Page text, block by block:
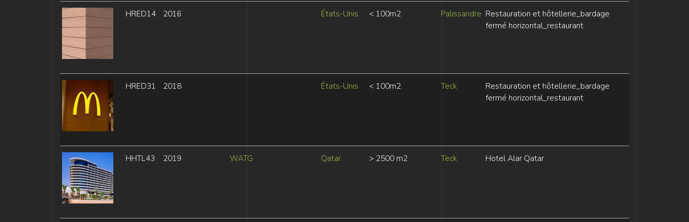
HRED14 2016 États-Unis < 100m2 Palissandre Restauration et hôtellerie_bardage
fermé horizontal_restaurant
HRED31 2018 États-Unis < 100m2 Teck
Restauration et hôtellerie_bardage
fermé horizontal_restaurant
HHTL43 2019 WATG Qatar > 2500 m2 Teck Hotel Alar Qatar